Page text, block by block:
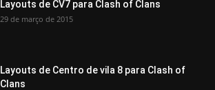
Layouts de CV7 para Clash of Clans
29 de março de 2015
Layouts de Centro de vila 8 para Clash of
Clans